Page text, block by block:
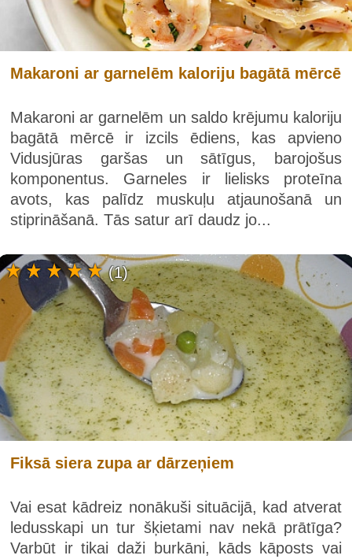
Makaroni ar garnelēm kaloriju bagātā mērcē
Makaroni ar garnelēm un saldo krējumu kaloriju
bagātā mērcē ir izcils ēdiens, kas apvieno
Vidusjūras garšas un sātīgus, barojošus
komponentus. Garneles ir lielisks proteīna
avots, kas palīdz muskuļu atjaunošanā un
stiprināšanā. Tās satur arī daudz jo...
Fiksā siera zupa ar dārzeņiem
Vai esat kādreiz nonākuši situācijā, kad atverat
ledusskapi un tur šķietami nav nekā prātīga?
Varbūt ir tikai daži burkāni, kāds kāposts vai
(1)